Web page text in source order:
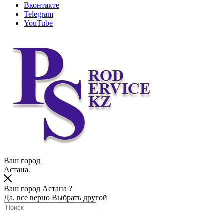
Вконтакте
Telegram
YouTube
Ваш город
Астана
Ваш город Астана ?
Да, все верно Выбрать другой